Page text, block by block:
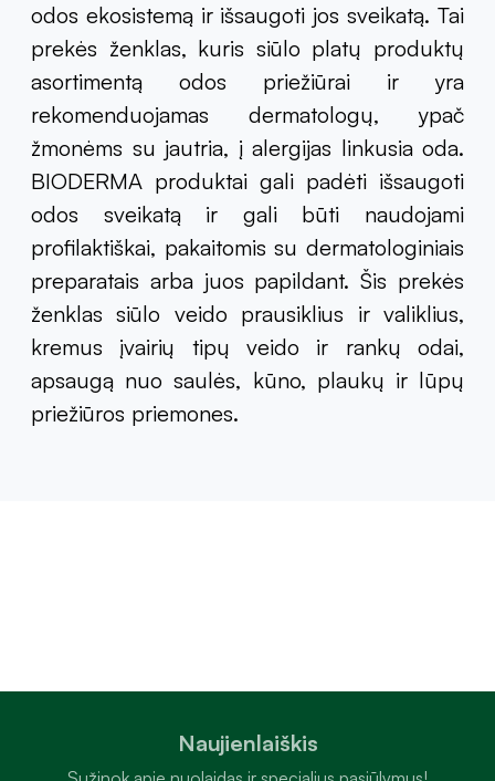
odos ekosistemą ir išsaugoti jos sveikatą. Tai
prekės ženklas, kuris siūlo platų produktų
asortimentą odos priežiūrai ir yra
rekomenduojamas dermatologų, ypač
žmonėms su jautria, į alergijas linkusia oda.
BIODERMA produktai gali padėti išsaugoti
odos sveikatą ir gali būti naudojami
profilaktiškai, pakaitomis su dermatologiniais
preparatais arba juos papildant. Šis prekės
ženklas siūlo veido prausiklius ir valiklius,
kremus įvairių tipų veido ir rankų odai,
apsaugą nuo saulės, kūno, plaukų ir lūpų
priežiūros priemones.
Naujienlaiškis